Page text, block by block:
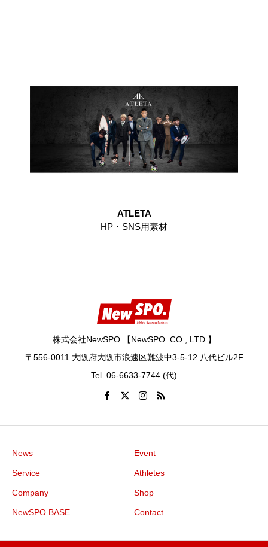
ATLETA
HP・SNS用素材
株式会社NewSPO.【NewSPO. CO., LTD.】
〒556-0011 大阪府大阪市浪速区難波中3-5-12 八代ビル2F
Tel. 06-6633-7744 (代)
News Event
Service Athletes
Company Shop
NewSPO.BASE Contact